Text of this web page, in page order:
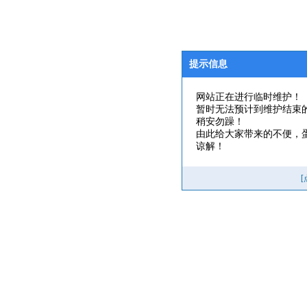
提示信息
网站正在进行临时维护！
暂时无法预计到维护结束
稍安勿躁！
由此给大家带来的不便，
谅解！
[